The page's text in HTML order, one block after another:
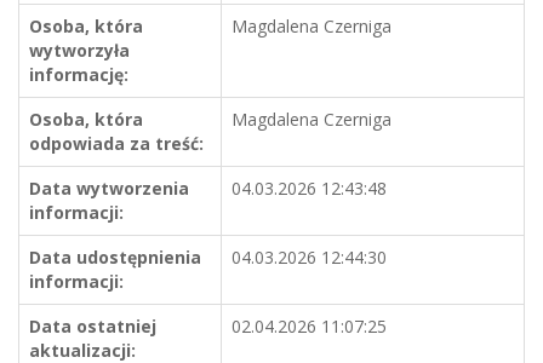
Osoba, która
wytworzyła
informację:
Magdalena Czerniga
Osoba, która
odpowiada za treść:
Magdalena Czerniga
Data wytworzenia
informacji:
04.03.2026 12:43:48
Data udostępnienia
informacji:
04.03.2026 12:44:30
Data ostatniej
aktualizacji:
02.04.2026 11:07:25